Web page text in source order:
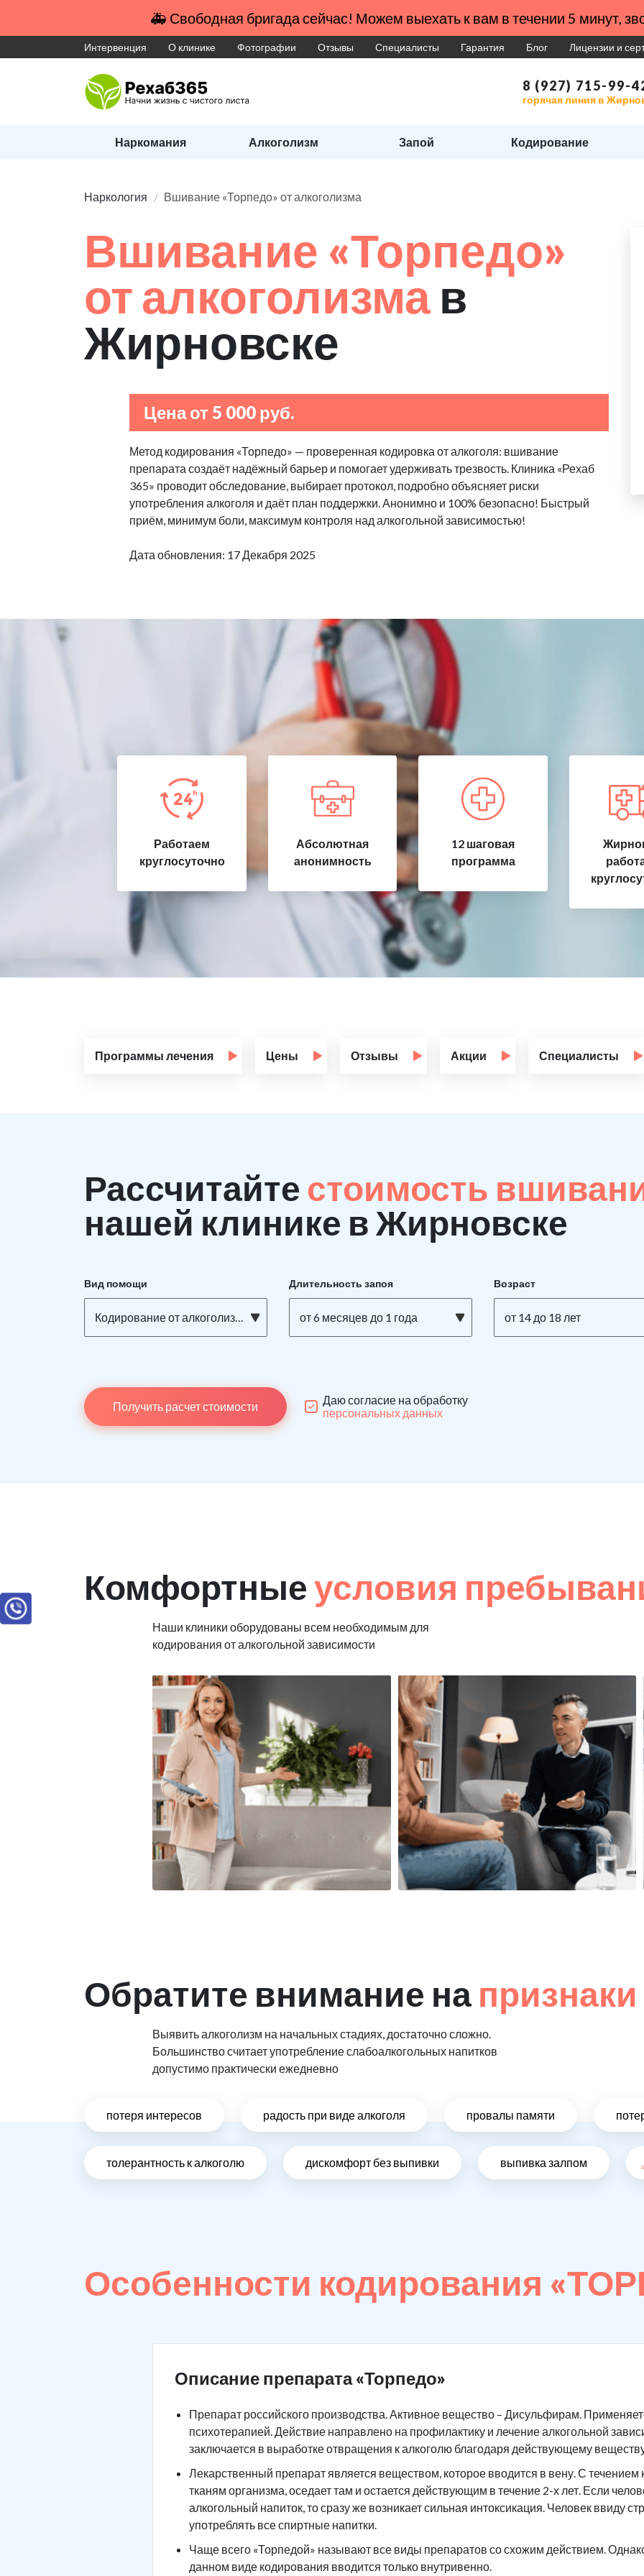
🚑 Свободная бригада сейчас! Можем выехать к вам в течении 5 минут,
Интервенция О клинике Фотографии Отзывы Специалисты Гарантия Блог Лицензии и
8 (927) 715-99-
горячая линия в
Наркомания Алкоголизм Запой Кодирование
Наркология Вшивание «Торпедо» от алкоголизма
Вшивание «Торпедо»
от алкоголизма в
Жирновске
Цена от 5 000 руб.
Метод кодирования «Торпедо» — проверенная кодировка от алкоголя: вшивание
препарата создаёт надёжный барьер и помогает удерживать трезвость. Клиника «Рехаб
365» проводит обследование, выбирает протокол, подробно объясняет риски
употребления алкоголя и даёт план поддержки. Анонимно и 100% безопасно! Быстрый
приём, минимум боли, максимум контроля над алкогольной зависимостью!
Дата обновления: 17 Декабря 2025
Работаем
круглосуточно
Абсолютная
анонимность
12 шаговая
программа
Программы лечения Цены Отзывы Акции Специалисты
Рассчитайте стоимость
нашей клинике в Жирновске
Вид помощи
Кодирование от алкоголизма ТОРПЕДО на дому
Длительность запоя
от 6 месяцев до 1 года
Возраст
от 14 до 18 лет
Получить расчет стоимости
Даю согласие на обработку
персональных данных
Комфортныеусловия
Наши клиники оборудованы всем необходимым для
кодирования от алкогольной зависимости
Обратите внимание на
Выявить алкоголизм на начальных стадиях, достаточно сложно.
Большинство считает употребление слабоалкогольных напитков
допустимо практически ежедневно
потеря интересов радость при виде алкоголя провалы памяти
толерантность к алкоголю дискомфорт без выпивки выпивка залпом
Особенности кодирования
Описание препарата «Торпедо»
Препарат российского производства. Активное вещество – Дисульфирам.
психотерапией. Действие направлено на профилактику и лечение алкогольной
заключается в выработке отвращения к алкоголю благодаря действующему
Лекарственный препарат является веществом, которое вводится в вену. С течением
тканям организма, оседает там и остается действующим в течение 2-х лет. Если
алкогольный напиток, то сразу же возникает сильная интоксикация. Человек ввиду
употреблять все спиртные напитки.
Чаще всего «Торпедой» называют все виды препаратов со схожим действием.
данном виде кодирования вводится только внутривенно.